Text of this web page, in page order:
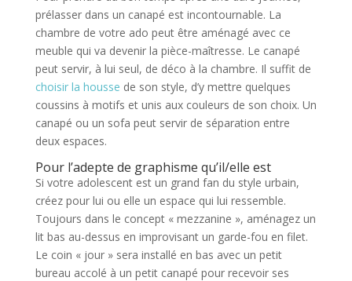
prélasser dans un canapé est incontournable. La
chambre de votre ado peut être aménagé avec ce
meuble qui va devenir la pièce-maîtresse. Le canapé
peut servir, à lui seul, de déco à la chambre. Il suffit de
choisir la housse de son style, d’y mettre quelques
coussins à motifs et unis aux couleurs de son choix. Un
canapé ou un sofa peut servir de séparation entre
deux espaces.
Pour l’adepte de graphisme qu’il/elle est
Si votre adolescent est un grand fan du style urbain,
créez pour lui ou elle un espace qui lui ressemble.
Toujours dans le concept « mezzanine », aménagez un
lit bas au-dessus en improvisant un garde-fou en filet.
Le coin « jour » sera installé en bas avec un petit
bureau accolé à un petit canapé pour recevoir ses